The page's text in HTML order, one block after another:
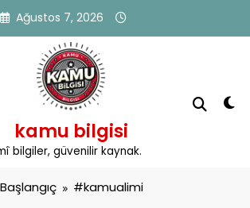
Ağustos 7, 2026
kamu bilgisi
bilgiler, güvenilir kaynak.
#kamualimi
Başlangıç #kamualimi